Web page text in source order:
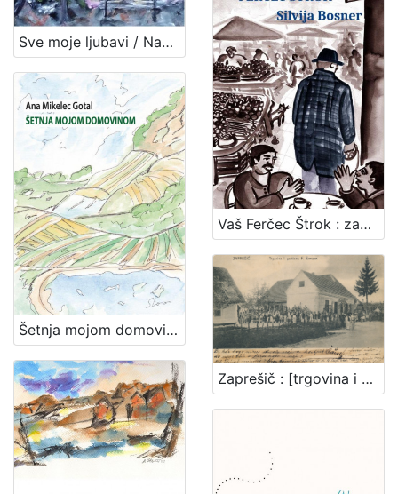
Sve moje ljubavi / Nada Lozar-Tomašić
Šetnja mojom domovinom / Ana Mikelec Gotal ; ilustracije Andrea Štoos
Vaš Ferčec Štrok : zaprešičko javno mnijenje s placa / Silvija Bosner
Zaprešič : [trgovina i gostiona F. Ermann]